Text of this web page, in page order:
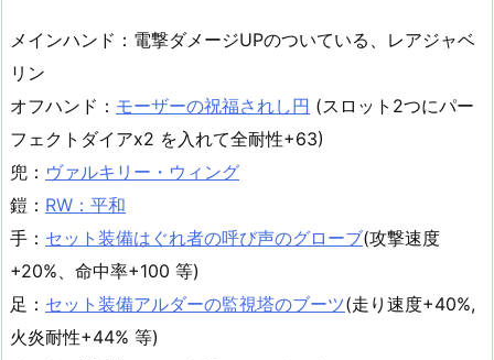
メインハンド：電撃ダメージUPのついている、レアジャベ
リン
オフハンド： モーザーの祝福されし円 (スロット2つにパー
フェクトダイアx2 を入れて全耐性+63)
兜： ヴァルキリー・ウィング
鎧： RW：平和
手： セット装備はぐれ者の呼び声のグローブ(攻撃速度
+20%、命中率+100 等)
足： セット装備アルダーの監視塔のブーツ(走り速度+40%,
火炎耐性+44% 等)